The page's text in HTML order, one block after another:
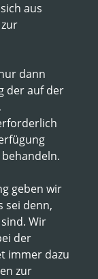
aus
dann
der auf der
geben wir
sei denn,
Wir
der
immer dazu
zur